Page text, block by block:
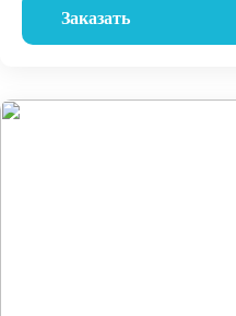
Заказать